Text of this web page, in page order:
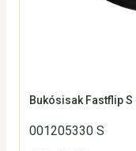
Bukósisak Fastflip
001205330 S